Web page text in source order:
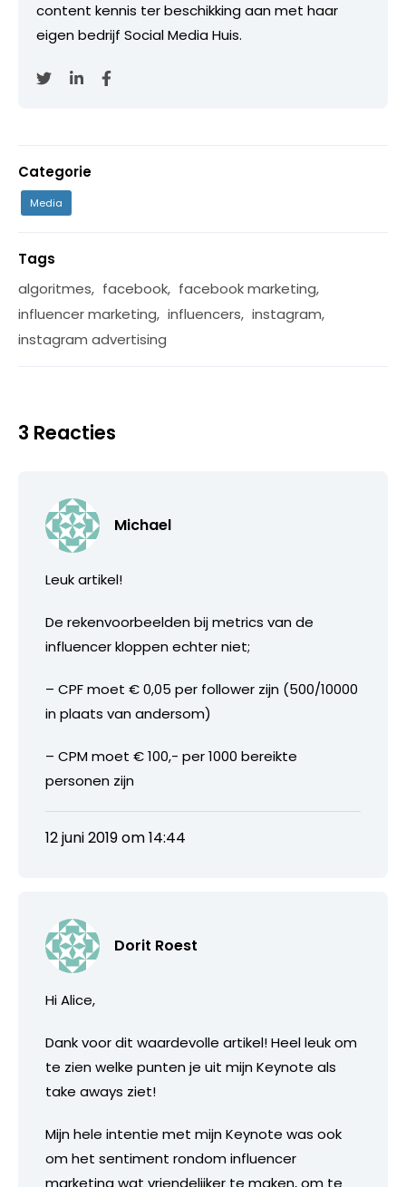
content kennis ter beschikking aan met haar
eigen bedrijf Social Media Huis.
Categorie
Media
Tags
algoritmes, facebook, facebook marketing,
influencer marketing, influencers, instagram,
instagram advertising
3 Reacties
Michael
Leuk artikel!
De rekenvoorbeelden bij metrics van de
influencer kloppen echter niet;
– CPF moet € 0,05 per follower zijn (500/10000
in plaats van andersom)
– CPM moet € 100,- per 1000 bereikte
personen zijn
12 juni 2019 om 14:44
Dorit Roest
Hi Alice,
Dank voor dit waardevolle artikel! Heel leuk om
te zien welke punten je uit mijn Keynote als
take aways ziet!
Mijn hele intentie met mijn Keynote was ook
om het sentiment rondom influencer
marketing wat vriendelijker te maken, om te